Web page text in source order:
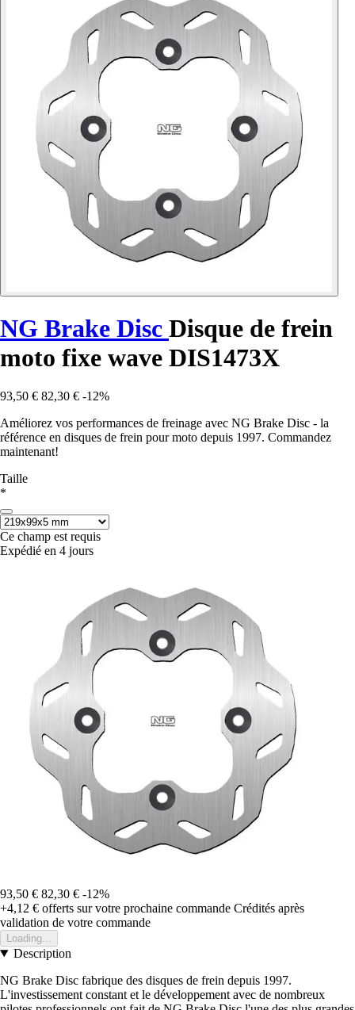
NG Brake Disc Disque de frein
moto fixe wave DIS1473X
93,50 € 82,30 € -12%
Améliorez vos performances de freinage avec NG Brake Disc - la
référence en disques de frein pour moto depuis 1997. Commandez
maintenant!
Taille
*
Ce champ est requis
Expédié en 4 jours
93,50 € 82,30 € -12%
+4,12 € offerts sur votre prochaine commande Crédités après
validation de votre commande
Loading...
Description
NG Brake Disc fabrique des disques de frein depuis 1997.
L'investissement constant et le développement avec de nombreux